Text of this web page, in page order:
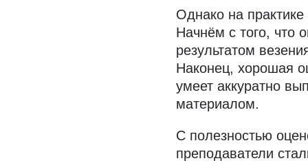
Однако на практике
Начнём с того, что
результатом
Наконец, хорошая
умеет аккуратно
материалом.
С полезностью
преподаватели